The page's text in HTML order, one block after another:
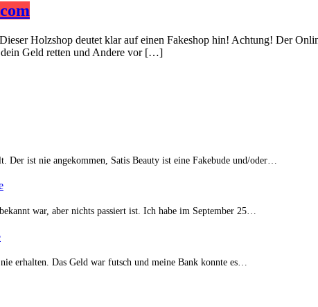
Holzshop deutet klar auf einen Fakeshop hin! Achtung! Der
dein Geld retten und Andere vor […]
ist nie angekommen, Satis Beauty ist eine Fakebude und/oder…
war, aber nichts passiert ist. Ich habe im September 25…
erhalten. Das Geld war futsch und meine Bank konnte es…